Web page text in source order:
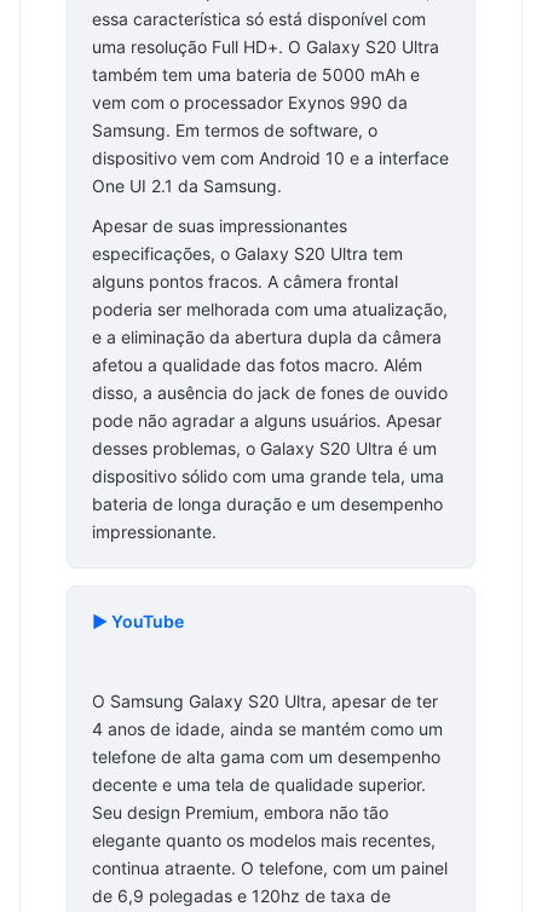
essa característica só está disponível com
uma resolução Full HD+. O Galaxy S20 Ultra
também tem uma bateria de 5000 mAh e
vem com o processador Exynos 990 da
Samsung. Em termos de software, o
dispositivo vem com Android 10 e a interface
One UI 2.1 da Samsung.
Apesar de suas impressionantes
especificações, o Galaxy S20 Ultra tem
alguns pontos fracos. A câmera frontal
poderia ser melhorada com uma atualização,
e a eliminação da abertura dupla da câmera
afetou a qualidade das fotos macro. Além
disso, a ausência do jack de fones de ouvido
pode não agradar a alguns usuários. Apesar
desses problemas, o Galaxy S20 Ultra é um
dispositivo sólido com uma grande tela, uma
bateria de longa duração e um desempenho
impressionante.
▶️ YouTube
O Samsung Galaxy S20 Ultra, apesar de ter
4 anos de idade, ainda se mantém como um
telefone de alta gama com um desempenho
decente e uma tela de qualidade superior.
Seu design Premium, embora não tão
elegante quanto os modelos mais recentes,
continua atraente. O telefone, com um painel
de 6,9 polegadas e 120hz de taxa de